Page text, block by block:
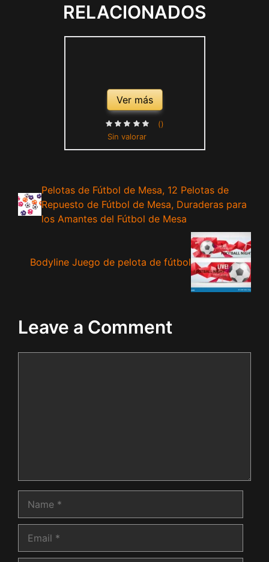
Gimnasio Senderismo
RELACIONADOS
Ver más
Sin valorar
()
Pelotas de Fútbol de Mesa, 12 Pelotas de
Repuesto de Fútbol de Mesa, Duraderas para
los Amantes del Fútbol de Mesa
Bodyline Juego de pelota de fútbol
Leave a Comment